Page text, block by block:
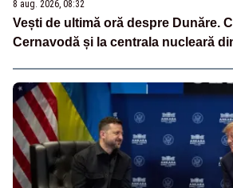
8 aug. 2026, 08:32
Vești de ultimă oră despre Dunăre.
Cernavodă și la centrala nucleară